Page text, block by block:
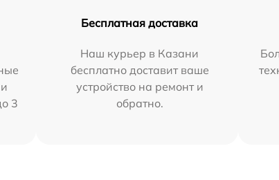
3
Бесплатная доставка
Наш курьер в Казани
бесплатно доставит ваше
устройство на ремонт и
обратно.